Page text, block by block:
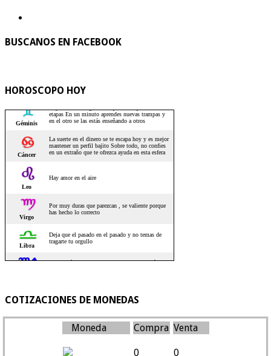
BUSCANOS EN FACEBOOK
HOROSCOPO HOY
COTIZACIONES DE MONEDAS
Moneda Compra Venta
0 0